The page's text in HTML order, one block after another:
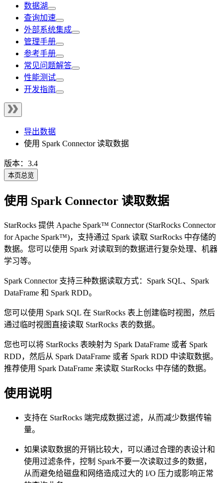
数据湖
查询加速
外部系统集成
管理手册
参考手册
常见问题解答
性能测试
开发指南
导出数据
使用 Spark Connector 读取数据
版本：3.4
本页总览
使用 Spark Connector 读取数据
StarRocks 提供 Apache Spark™ Connector (StarRocks Connector
for Apache Spark™)，支持通过 Spark 读取 StarRocks 中存储的
数据。您可以使用 Spark 对读取到的数据进行复杂处理、机器
学习等。
Spark Connector 支持三种数据读取方式：Spark SQL、Spark
DataFrame 和 Spark RDD。
您可以使用 Spark SQL 在 StarRocks 表上创建临时视图，然后
通过临时视图直接读取 StarRocks 表的数据。
您也可以将 StarRocks 表映射为 Spark DataFrame 或者 Spark
RDD，然后从 Spark DataFrame 或者 Spark RDD 中读取数据。
推荐使用 Spark DataFrame 来读取 StarRocks 中存储的数据。
使用说明
支持在 StarRocks 端完成数据过滤，从而减少数据传输
量。
如果读取数据的开销比较大，可以通过合理的表设计和
使用过滤条件，控制 Spark不要一次读取过多的数据，
从而避免给磁盘和网络造成过大的 I/O 压力或影响正常